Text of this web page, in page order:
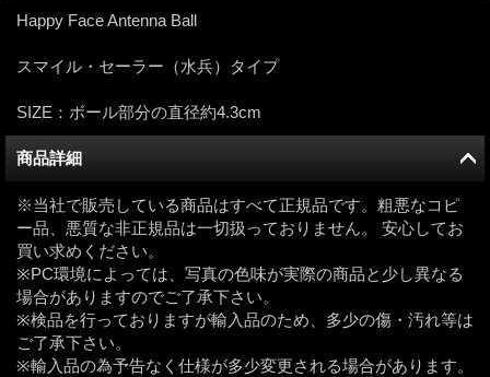
Happy Face Antenna Ball
スマイル・セーラー（水兵）タイプ
SIZE：ボール部分の直径約4.3cm
商品詳細
※当社で販売している商品はすべて正規品です。粗悪なコピ
ー品、悪質な非正規品は一切扱っておりません。 安心してお
買い求めください。
※PC環境によっては、写真の色味が実際の商品と少し異なる
場合がありますのでご了承下さい。
※検品を行っておりますが輸入品のため、多少の傷・汚れ等は
ご了承下さい。
※輸入品の為予告なく仕様が多少変更される場合があります。